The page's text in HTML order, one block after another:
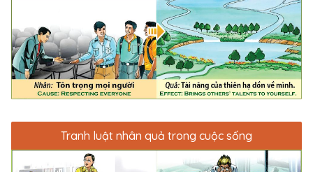
Tranh luật nhân quả trong cuộc sống